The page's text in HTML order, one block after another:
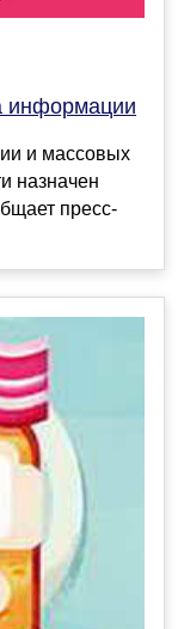
информации
и массовых
назначен
пресс-